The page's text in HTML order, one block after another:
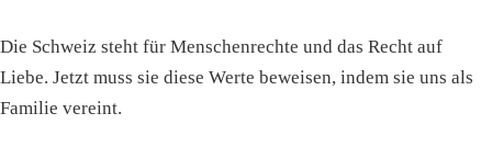
Die Schweiz steht für Menschenrechte und das Recht auf
Liebe. Jetzt muss sie diese Werte beweisen, indem sie uns als
Familie vereint.